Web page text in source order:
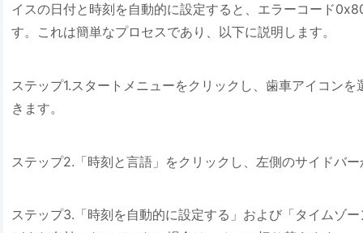
イスの日付と時刻を自動的に設定すると、エラーコード
す。これは簡単なプロセスであり、以下に説明します。
ステップ1.スタートメニューをクリックし、歯車アイコン
きます。
ステップ2.「時刻と言語」をクリックし、左側のサイドバ
ステップ3.「時刻を自動的に設定する」および「タイムゾ